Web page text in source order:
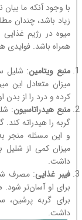
با وجود آنکه ما
زیاد باشد، چندان
میوه در رژیم غذایی
همراه باشد. فوایدی
منبع ویتامین
میزان متعادل این
کرده و درد را از بدن
منبع هیدراتاسیون:
گربه را هیدراته
و این مسئله
میزان کمی از شلیل
داشت.
فیبر غذایی: مصرف
برای او آسان‌تر
برای گربه پرشین،
داشت.